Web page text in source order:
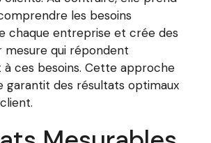
les besoins
chaque entreprise et crée des
mesure qui répondent
ces besoins. Cette approche
garantit des résultats optimaux